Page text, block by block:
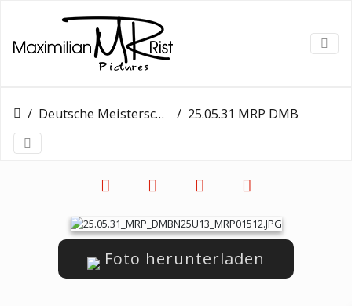
Deutsche Meisterschaften U13 25.05.31 MRP DMBN25U13 MRP01512
Foto herunterladen